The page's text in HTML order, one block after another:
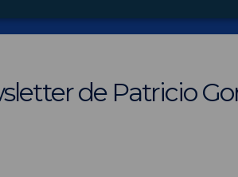
de Patricio